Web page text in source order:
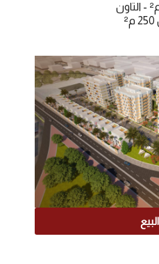
الى 206 م² - التاون